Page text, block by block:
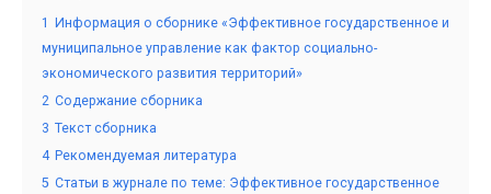
1 Информация о сборнике «Эффективное государственное и
муниципальное управление как фактор социально-
экономического развития территорий»
2 Содержание сборника
3 Текст сборника
4 Рекомендуемая литература
5 Статьи в журнале по теме: Эффективное государственное